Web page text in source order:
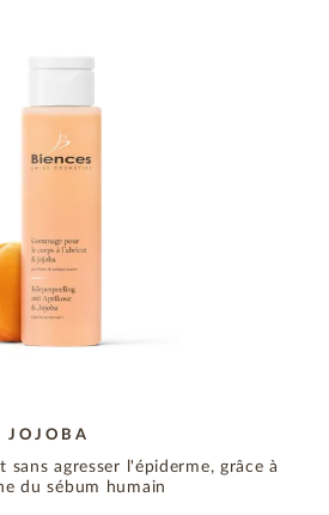
JOJOBA
sans agresser l'épiderme, grâce à
du sébum humain